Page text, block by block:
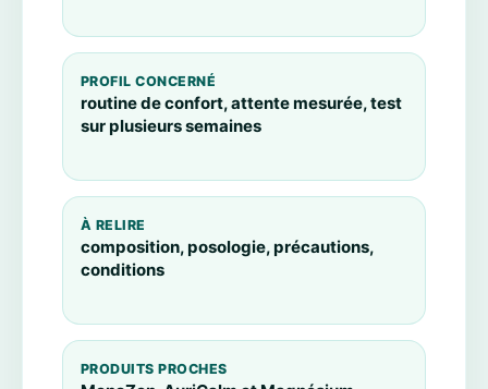
PROFIL CONCERNÉ
routine de confort, attente mesurée, test
sur plusieurs semaines
À RELIRE
composition, posologie, précautions,
conditions
PRODUITS PROCHES